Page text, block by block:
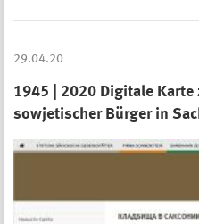
29.04.20
1945 | 2020 Digitale Karte
sowjetischer Bürger in